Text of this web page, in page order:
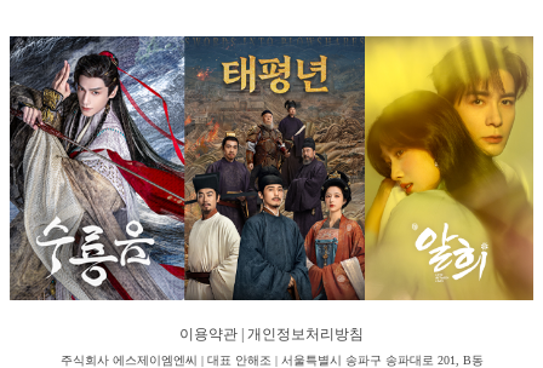
이용약관 개인정보처리방침
주식회사 에스제이엠엔씨 | 대표 안해조 | 서울특별시 송파구 송파대로 201, B동